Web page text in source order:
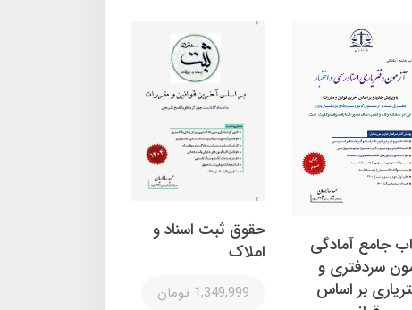
جامع آمادگی
سردفتری و
بر اساس
حقوق ثبت اسناد و
املاک
1,349,999 تومان